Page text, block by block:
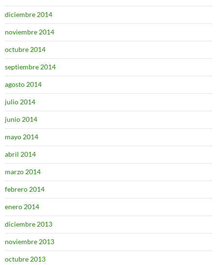
diciembre 2014
noviembre 2014
octubre 2014
septiembre 2014
agosto 2014
julio 2014
junio 2014
mayo 2014
abril 2014
marzo 2014
febrero 2014
enero 2014
diciembre 2013
noviembre 2013
octubre 2013